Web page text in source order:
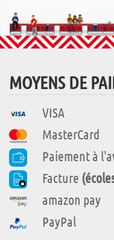
MOYENS DE
VISA
MasterCard
Paiement à
Facture
amazon pay
PayPal